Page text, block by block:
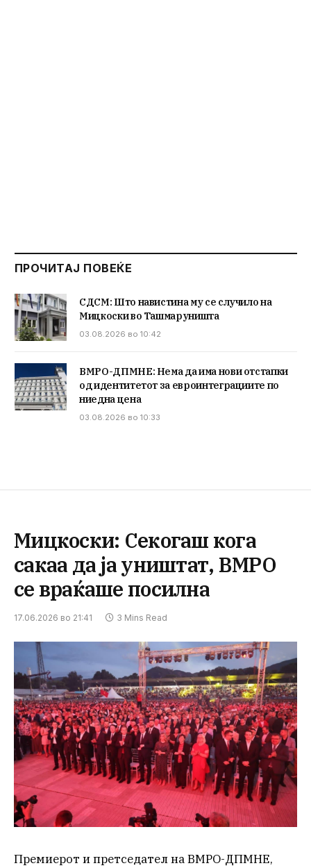
ПРОЧИТАЈ ПОВЕЌЕ
СДСМ: Што навистина му се случило на
Мицкоски во Ташмаруништа
03.08.2026 во 10:42
ВМРО-ДПМНЕ: Нема да има нови отстапки
од идентитетот за евроинтеграциите по
ниедна цена
03.08.2026 во 10:33
Мицкоски: Секогаш кога
сакаа да ја уништат, ВМРО
се враќаше посилна
17.06.2026 во 21:41 3 Mins Read
Премиерот и претседател на ВМРО-ДПМНЕ,